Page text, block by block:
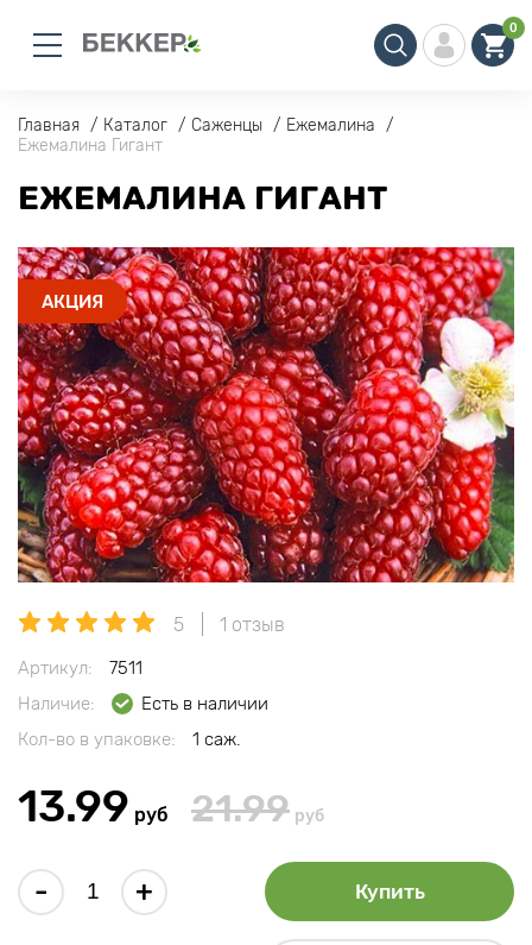
0
Главная Каталог Саженцы
Ежемалина
Ежемалина Гигант
ЕЖЕМАЛИНА ГИГАНТ
АКЦИЯ
5 1 отзыв
Артикул:
7511
Наличие:
Есть в наличии
Кол-во в упаковке:
1 саж.
13.99 руб 21.99 руб
- + Купить